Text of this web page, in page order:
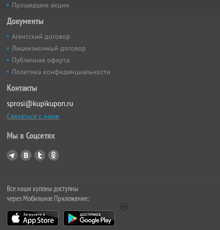
Прошедшие акции
Документы
Агентский договор
Лицензионный договор
Публичная оферта
Политика конфиденциальности
Контакты
sprosi@kupikupon.ru
Связаться с нами
Мы в Соцсетях
Все наши купоны доступны
через Мобильное Приложение: